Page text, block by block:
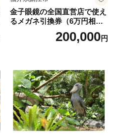
金子眼鏡の全国直営店で使え
るメガネ引換券（6万円相
当） Platinum200,000円